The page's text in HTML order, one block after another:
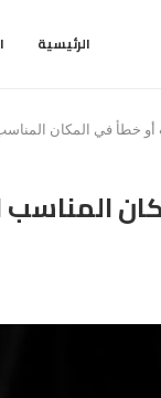
الرئيسية
خطأ في المكان المناسب
المناسب